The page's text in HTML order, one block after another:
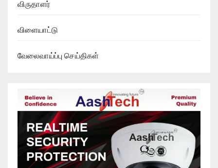
விருதாளர்
விளையாட்டு
வேலைவாய்ப்பு செய்திகள்